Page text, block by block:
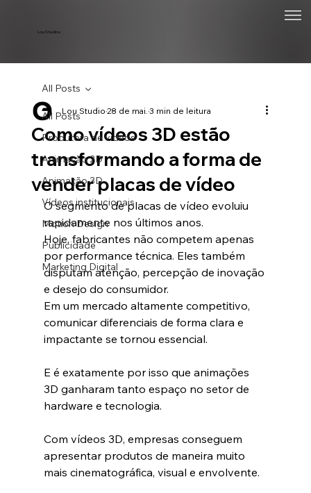
Lou Studios
All Posts
Produtora de vídeos
Animação 2D
Animação 3D
Vídeos institucionais
Motion Design
Publicidade
Marketing Digital
All Posts
Como vídeos 3D estão
transformando a forma de
vender placas de vídeo
Lou Studio28 de mai.3 min de leitura
O segmento de placas de vídeo evoluiu
rapidamente nos últimos anos.
Hoje, fabricantes não competem apenas
por performance técnica. Eles também
disputam atenção, percepção de inovação
e desejo do consumidor.
Em um mercado altamente competitivo,
comunicar diferenciais de forma clara e
impactante se tornou essencial.
E é exatamente por isso que animações
3D ganharam tanto espaço no setor de
hardware e tecnologia.
Com vídeos 3D, empresas conseguem
apresentar produtos de maneira muito
mais cinematográfica, visual e envolvente.